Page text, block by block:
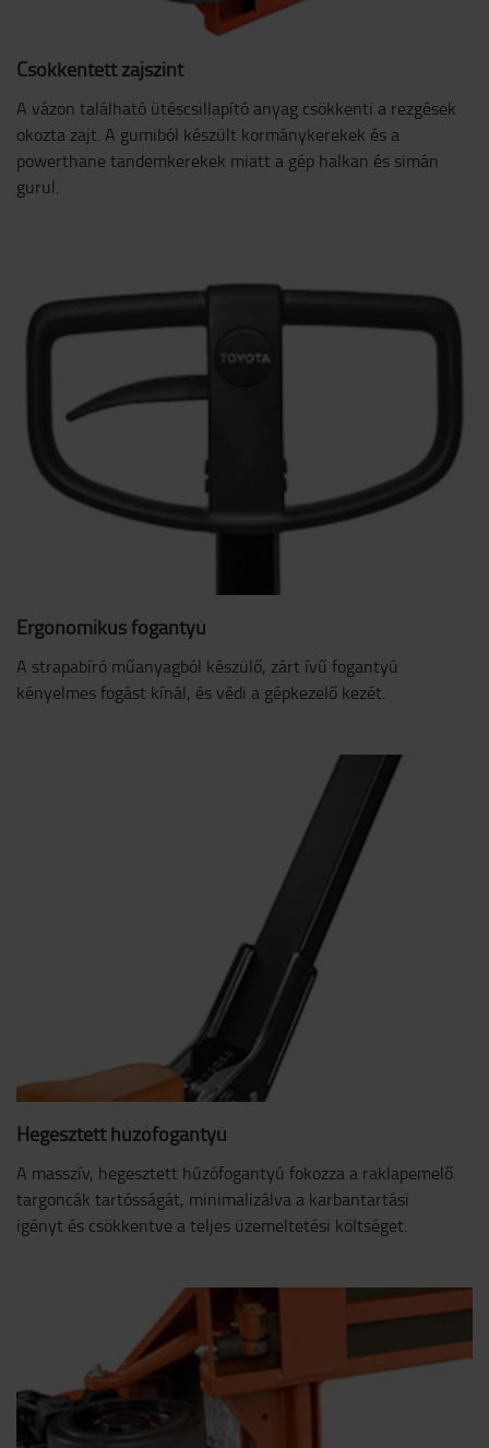
Csökkentett zajszint
A vázon található ütéscsillapító anyag csökkenti a rezgések
okozta zajt. A gumiból készült kormánykerekek és a
powerthane tandemkerekek miatt a gép halkan és simán
gurul.
Ergonomikus fogantyú
A strapabíró műanyagból készülő, zárt ívű fogantyú
kényelmes fogást kínál, és védi a gépkezelő kezét.
Hegesztett húzófogantyú
A masszív, hegesztett húzófogantyú fokozza a raklapemelő
targoncák tartósságát, minimalizálva a karbantartási
igényt és csökkentve a teljes üzemeltetési költséget.